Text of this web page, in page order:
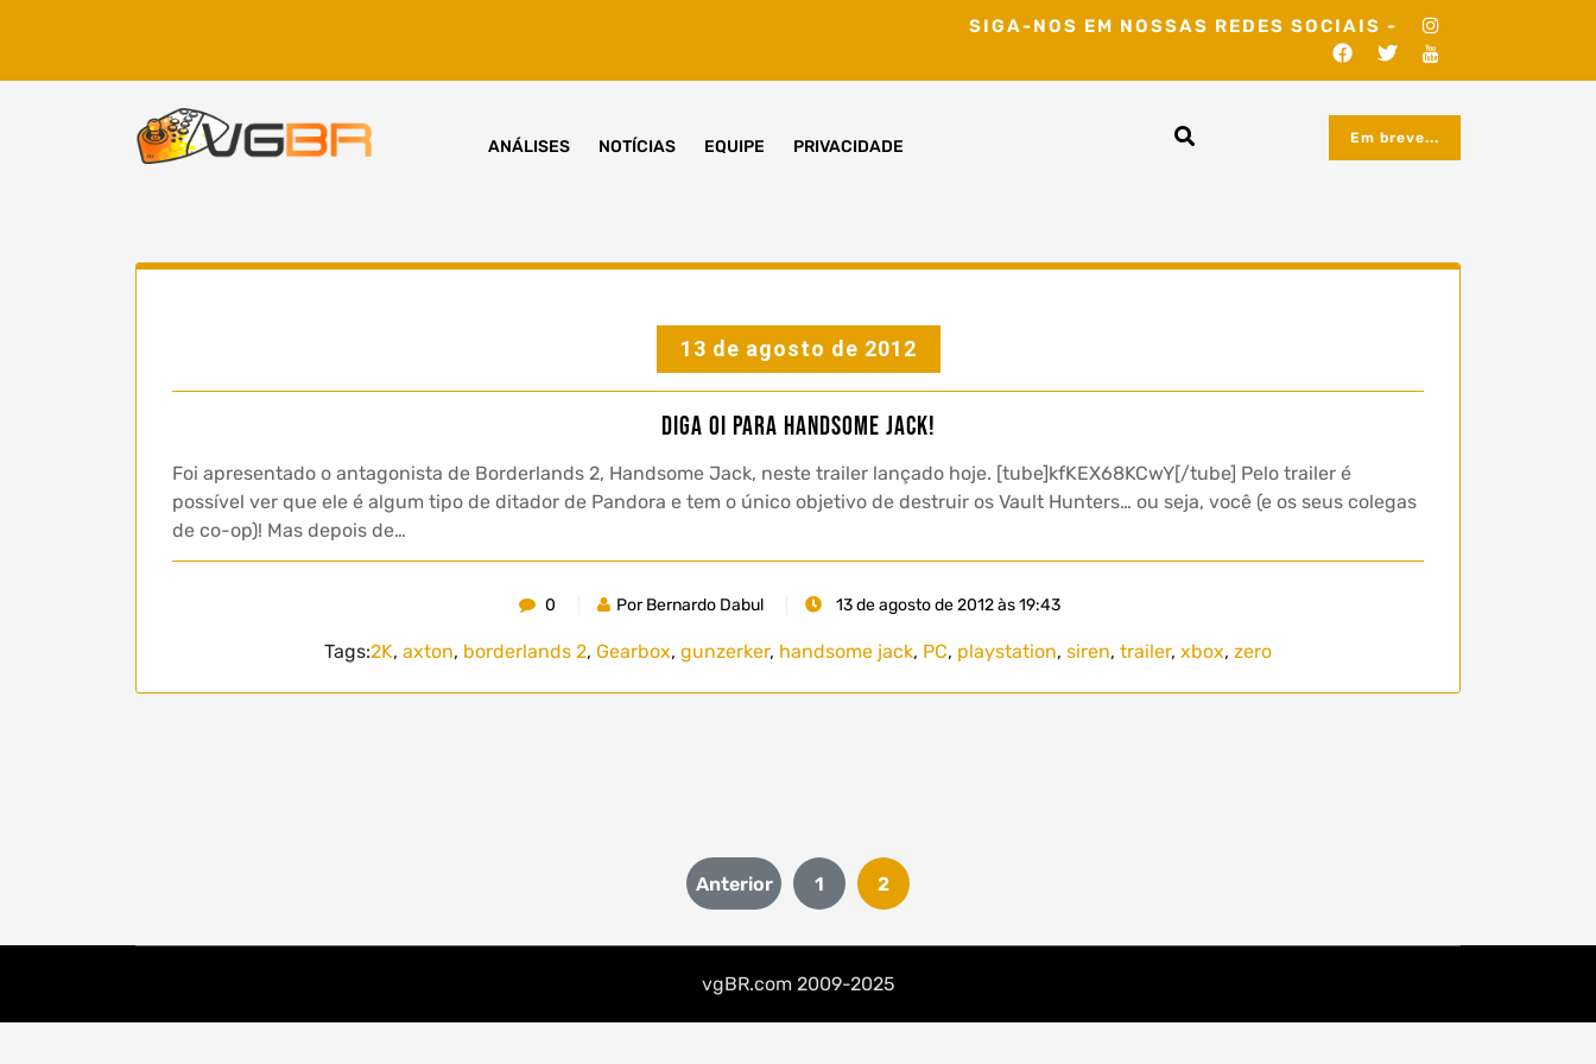
SIGA-NOS EM NOSSAS REDES SOCIAIS -
ANÁLISES NOTÍCIAS EQUIPE PRIVACIDADE Em breve...
13 de agosto de 2012
Diga oi para Handsome Jack!
Foi apresentado o antagonista de Borderlands 2, Handsome Jack, neste trailer lançado hoje. [tube]kfKEX68KCwY[/tube] Pelo trailer é
possível ver que ele é algum tipo de ditador de Pandora e tem o único objetivo de destruir os Vault Hunters… ou seja, você (e os seus colegas
de co-op)! Mas depois de…
0 Por Bernardo Dabul 13 de agosto de 2012 às 19:43
Tags:2K, axton, borderlands 2, Gearbox, gunzerker, handsome jack, PC, playstation, siren, trailer, xbox, zero
Paginação
de
posts
Anterior 1 2
vgBR.com 2009-2025